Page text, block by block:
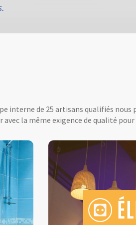
interne de 25 artisans qualifiés
la même exigence de qualité pour